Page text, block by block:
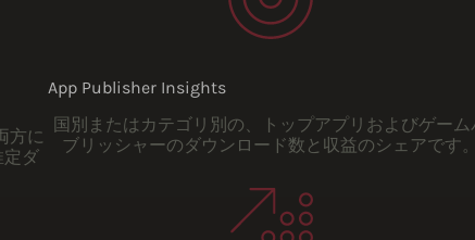
方に
定ダ
App Publisher Insights
国別またはカテゴリ別の、トップアプリおよびゲーム
ブリッシャーのダウンロード数と収益のシェアです。